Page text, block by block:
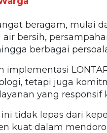
beragam, mulai
bersih,
berbagai
implementasi
tetapi juga
yang responsif
tidak lepas dari
kuat dalam